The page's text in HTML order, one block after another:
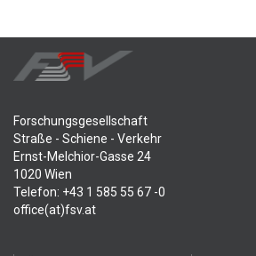
Forschungsgesellschaft
Straße - Schiene - Verkehr
Ernst-Melchior-Gasse 24
1020 Wien
Telefon: +43 1 585 55 67 -0
office(at)fsv.at